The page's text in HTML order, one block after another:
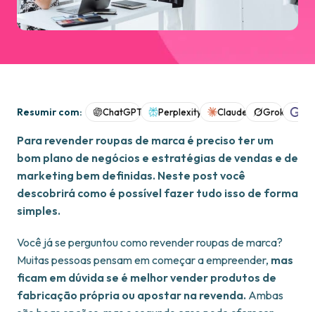
Resumir com: ChatGPT Perplexity Claude Grok
Para revender roupas de marca é preciso ter um
bom plano de negócios e estratégias de vendas e de
marketing bem definidas. Neste post você
descobrirá como é possível fazer tudo isso de forma
simples.
Você já se perguntou como revender roupas de marca?
Muitas pessoas pensam em começar a empreender, mas
ficam em dúvida se é melhor vender produtos de
fabricação própria ou apostar na revenda. Ambas